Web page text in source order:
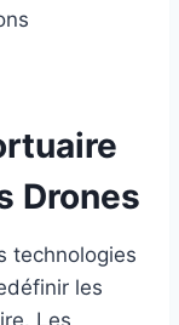
Drones
technologies
les
Les